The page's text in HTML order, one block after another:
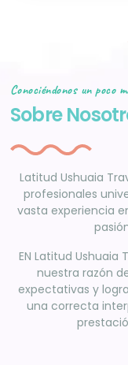
Conociéndonos un poco
Sobre
Latitud Ushuaia
profesionales
vasta experiencia
EN Latitud
nuestra razón
expectativas y
una correcta